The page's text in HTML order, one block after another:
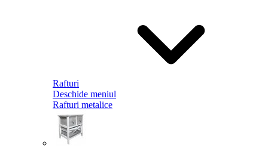
Rafturi
Deschide meniul
Rafturi metalice